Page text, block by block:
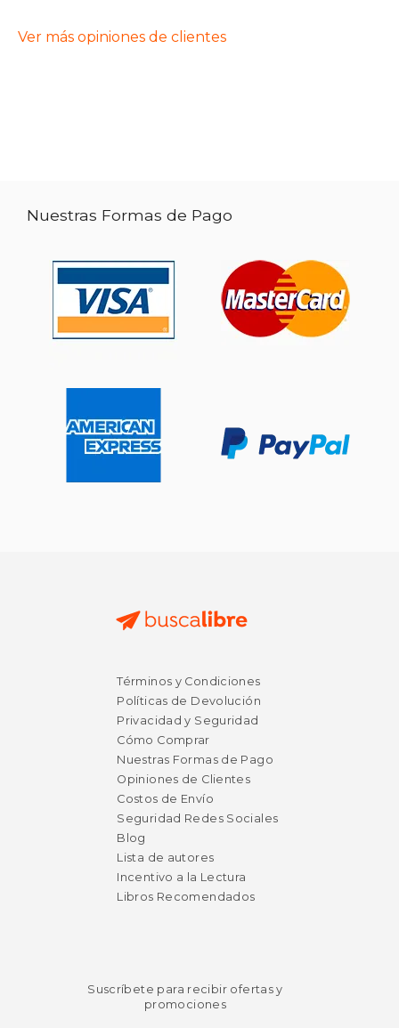
Ver más opiniones de clientes
Nuestras Formas de Pago
Términos y Condiciones
Políticas de Devolución
Privacidad y Seguridad
Cómo Comprar
Nuestras Formas de Pago
Opiniones de Clientes
Costos de Envío
Seguridad Redes Sociales
Blog
Lista de autores
Incentivo a la Lectura
Libros Recomendados
Suscríbete para recibir ofertas y
promociones